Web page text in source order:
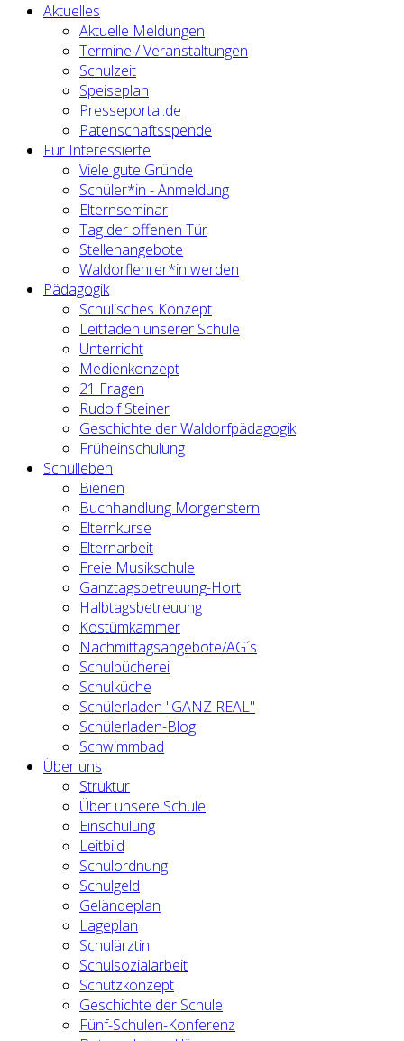
Aktuelles
Aktuelle Meldungen
Termine / Veranstaltungen
Schulzeit
Speiseplan
Presseportal.de
Patenschaftsspende
Für Interessierte
Viele gute Gründe
Schüler*in - Anmeldung
Elternseminar
Tag der offenen Tür
Stellenangebote
Waldorflehrer*in werden
Pädagogik
Schulisches Konzept
Leitfäden unserer Schule
Unterricht
Medienkonzept
21 Fragen
Rudolf Steiner
Geschichte der Waldorfpädagogik
Früheinschulung
Schulleben
Bienen
Buchhandlung Morgenstern
Elternkurse
Elternarbeit
Freie Musikschule
Ganztagsbetreuung-Hort
Halbtagsbetreuung
Kostümkammer
Nachmittagsangebote/AG´s
Schulbücherei
Schulküche
Schülerladen "GANZ REAL"
Schülerladen-Blog
Schwimmbad
Über uns
Struktur
Über unsere Schule
Einschulung
Leitbild
Schulordnung
Schulgeld
Geländeplan
Lageplan
Schulärztin
Schulsozialarbeit
Schutzkonzept
Geschichte der Schule
Fünf-Schulen-Konferenz